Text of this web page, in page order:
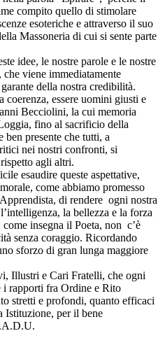
compito quello di stimolare
esoteriche e attraverso il suo
Massoneria di cui si sente parte
idee, le nostre parole e le nostre
che viene immediatamente
della nostra credibilità.
essere uomini giusti e
Becciolini, la cui memoria
fino al sacrificio della
ben presente che tutti, a
nei nostri confronti, si
agli altri.
esaudire queste aspettative,
come abbiamo promesso
di rendere ogni nostra
la bellezza e la forza
insegna il Poeta, non c’è
senza coraggio. Ricordando
sforzo di gran lunga maggiore
Illustri e Cari Fratelli, che ogni
i rapporti fra Ordine e Rito
stretti e profondi, quanto efficaci
Istituzione, per il bene